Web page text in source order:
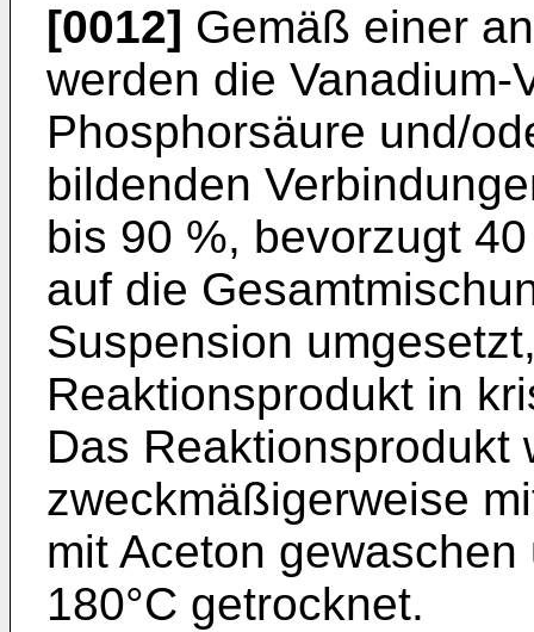
[0012] Gemäß einer
werden die Vanadium-
Phosphorsäure und/
bildenden
bis 90 %, bevorzugt
auf die
Suspension
Reaktionsprodukt in
Das
zweckmäßigerweise
mit Aceton
180°C getrocknet.